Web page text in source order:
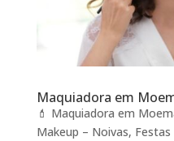
Maquiadora em
💄 Maquiadora em
Makeup – Noivas,